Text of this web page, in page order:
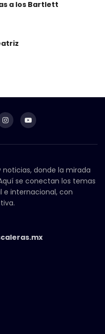
a los Bartlett
noticias, donde la mirada
se conectan los temas
e internacional, con